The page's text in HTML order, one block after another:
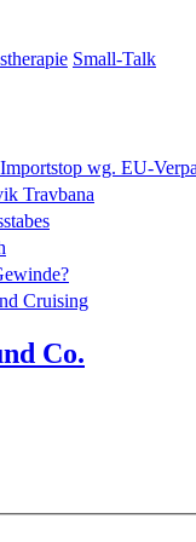
Small-Talk
wg. EU-
Travbana
Cruising
Co.